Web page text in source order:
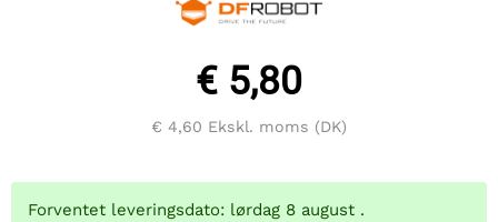
€ 5,80
€ 4,60 Ekskl. moms (DK)
Forventet leveringsdato: lørdag 8 august .